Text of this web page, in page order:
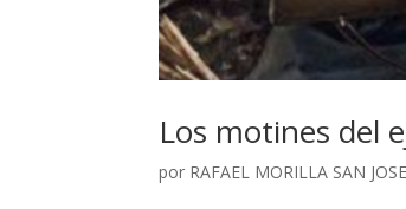
Los motines del
por RAFAEL MORILLA SAN JOSE